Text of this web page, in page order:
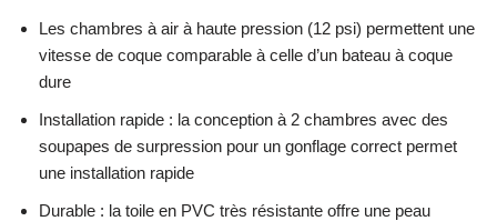
Les chambres à air à haute pression (12 psi) permettent une
vitesse de coque comparable à celle d’un bateau à coque
dure
Installation rapide : la conception à 2 chambres avec des
soupapes de surpression pour un gonflage correct permet
une installation rapide
Durable : la toile en PVC très résistante offre une peau